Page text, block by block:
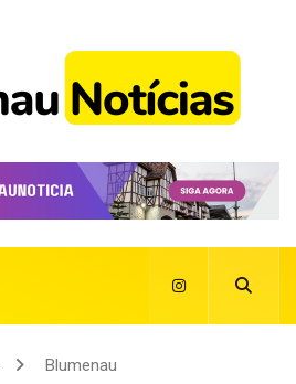
Blumenau